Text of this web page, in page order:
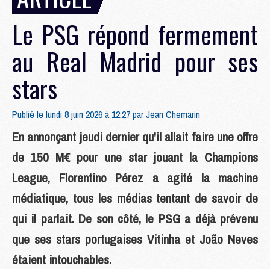
Le PSG répond fermement
au Real Madrid pour ses
stars
Publié le lundi 8 juin 2026 à 12:27 parJean Chemarin
En annonçant jeudi dernier qu'il allait faire une offre
de 150 M€ pour une star jouant la Champions
League, Florentino Pérez a agité la machine
médiatique, tous les médias tentant de savoir de
qui il parlait. De son côté, le PSG a déjà prévenu
que ses stars portugaises Vitinha et João Neves
étaient intouchables.